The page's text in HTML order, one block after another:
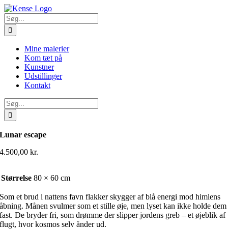
Skip
to
content
Søg
efter:
Mine malerier
Kom tæt på
Kunstner
Udstillinger
Kontakt
Søg
efter:
Lunar escape
4.500,00kr.
Størrelse 80 × 60 cm
Som et brud i nattens favn flakker skygger af blå energi mod himlens
åbning. Månen svulmer som et stille øje, men lyset kan ikke holde dem
fast. De bryder fri, som drømme der slipper jordens greb – et øjeblik af
flugt, hvor kosmos selv ånder ud.